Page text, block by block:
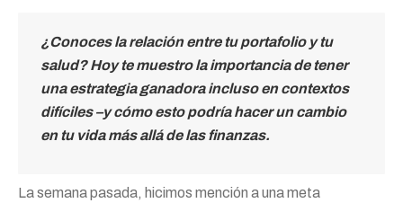
¿Conoces la relación entre tu portafolio ytu
salud? Hoy te muestro la importancia de tener
una estrategia ganadora incluso en contextos
difíciles –ycómo esto podría hacer un cambio
en tu vidamásallá delasfinanzas.
La semana pasada, hicimos mención a una meta